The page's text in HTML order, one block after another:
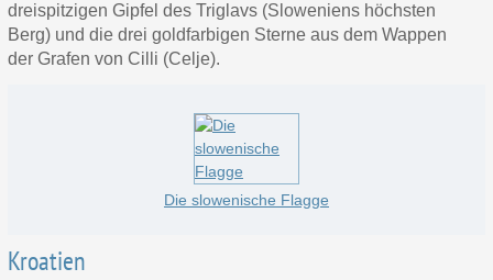
dreispitzigen Gipfel des Triglavs (Sloweniens höchsten
Berg) und die drei goldfarbigen Sterne aus dem Wappen
der Grafen von Cilli (Celje).
Die slowenische Flagge
Kroatien